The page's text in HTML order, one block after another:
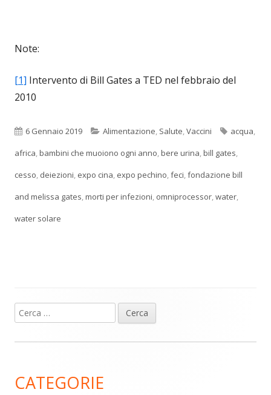
Note:
[1] Intervento di Bill Gates a TED nel febbraio del
2010
Pubblicato
6 Gennaio 2019 Categorie
Alimentazione, Salute,Vaccini Tag
acqua,
africa,bambini che muoiono ogni anno,bere urina,bill gates,
cesso, deiezioni, expo cina, expo pechino,feci,fondazione bill
and melissa gates,morti per infezioni, omniprocessor,water,
water solare
Barra
laterale
Ricerca
per:
CATEGORIE